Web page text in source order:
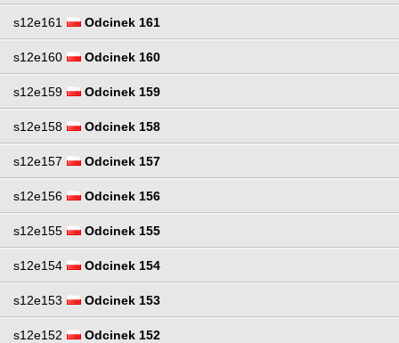
s12e161 Odcinek 161
s12e160 Odcinek 160
s12e159 Odcinek 159
s12e158 Odcinek 158
s12e157 Odcinek 157
s12e156 Odcinek 156
s12e155 Odcinek 155
s12e154 Odcinek 154
s12e153 Odcinek 153
s12e152 Odcinek 152